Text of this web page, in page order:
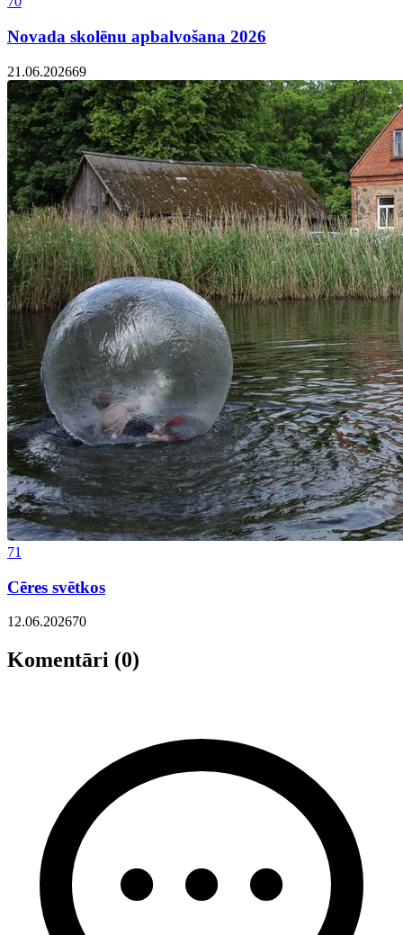
Novada skolēnu apbalvošana 2026
21.06.202669
71
Cēres svētkos
12.06.202670
Komentāri (0)